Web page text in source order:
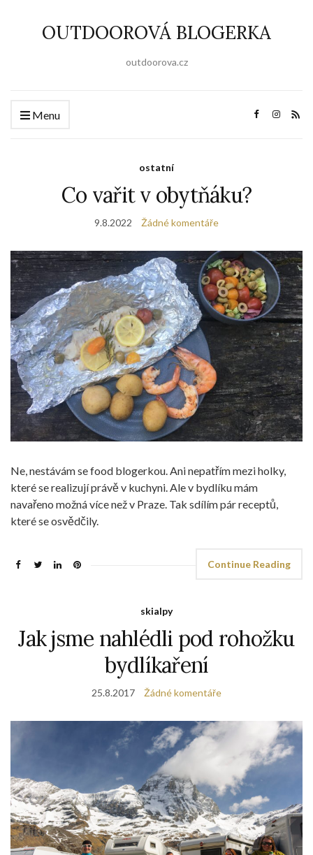
OUTDOOROVÁ BLOGERKA
outdoorova.cz
Menu
ostatní
Co vařit v obytňáku?
9.8.2022 Žádné komentáře
Ne, nestávám se food blogerkou. Ani nepatřím mezi holky,
které se realizují právě v kuchyni. Ale v bydlíku mám
navařeno možná více než v Praze. Tak sdílím pár receptů,
které se osvědčily.
Continue Reading
skialpy
Jak jsme nahlédli pod rohožku
bydlíkaření
25.8.2017 Žádné komentáře